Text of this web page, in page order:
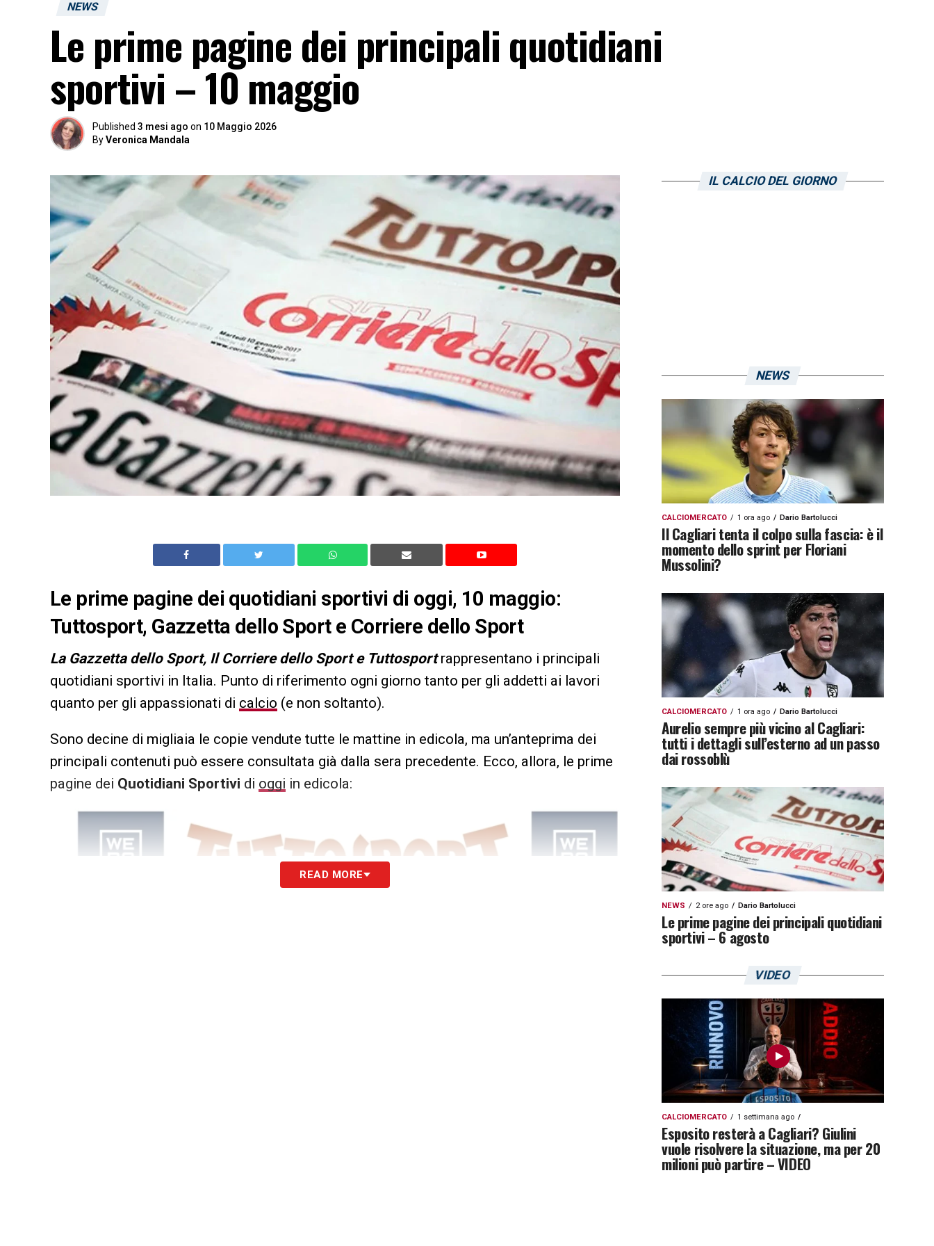
NEWS
Le prime pagine dei principali quotidiani
sportivi – 10 maggio
Published 3 mesi ago on 10 Maggio 2026
ByVeronica Mandala
Le prime pagine dei quotidiani sportivi di oggi, 10 maggio:
Tuttosport, Gazzetta dello Sport e Corriere dello Sport
La Gazzetta dello Sport, Il Corriere dello Sport e Tuttosportrappresentano i principali
quotidiani sportivi in Italia. Punto di riferimento ogni giorno tanto per gli addetti ai lavori
quanto per gli appassionati di calcio (e non soltanto).
Sono decine di migliaia le copie vendute tutte le mattine in edicola, ma un’anteprima dei
principali contenuti può essere consultata già dalla sera precedente. Ecco, allora, le prime
pagine dei Quotidiani Sportivi di oggi in edicola:
READ MORE
IL CALCIO DEL GIORNO
NEWS
CALCIOMERCATO 1 ora ago Dario Bartolucci
Il Cagliari tenta il colpo sulla fascia: è il
momento dello sprint per Floriani
Mussolini?
CALCIOMERCATO 1 ora ago Dario Bartolucci
Aurelio sempre più vicino al Cagliari:
tutti i dettagli sull’esterno ad un passo
dai rossoblù
NEWS 2 ore ago Dario Bartolucci
Le prime pagine dei principali quotidiani
sportivi – 6 agosto
VIDEO
CALCIOMERCATO 1 settimana ago
Esposito resterà a Cagliari? Giulini
vuole risolvere la situazione, ma per 20
milioni può partire – VIDEO